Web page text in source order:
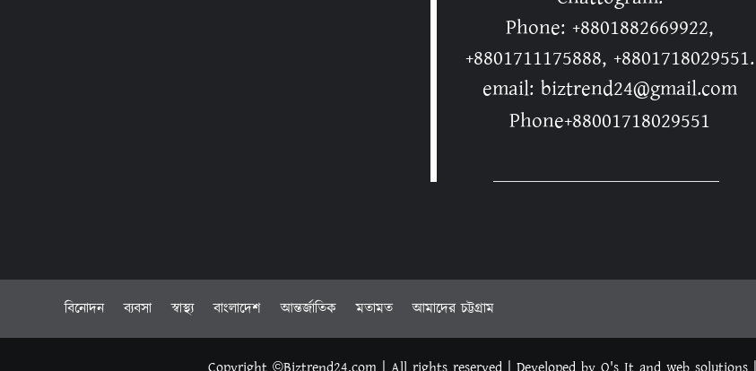
Phone: +8801882669922,
+8801711175888, +8801718029551.
email: biztrend24@gmail.com
Phone+88001718029551
বিনোদন ব্যবসা স্বাস্থ্য বাংলাদেশ আন্তর্জাতিক মতামত আমাদের চট্টগ্রাম